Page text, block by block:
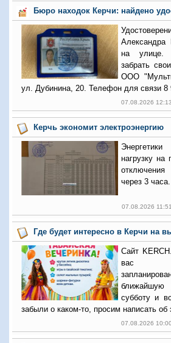
Бюро находок Керчи: найдено
Александра
на улице.
забрать
ООО
ул. Дубинина, 20. Телефон для связи 8
07.08.2026
Керчь экономит электроэнергию
нагрузку на
через 3 часа.
07.08.2026
Где будет интересно в Керчи на
Сайт
вас
субботу и
забыли о каком-то, просим написать
07.08.2026